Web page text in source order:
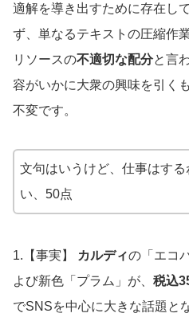
適解を導き出すために存在し
ず、単なるテキストの圧縮作
リソースの不適切な配分と言
容がいかに大衆の興味を引く
不変です。
文句はいうけど、仕事はす
い、50点
1.【事実】 カルディの「エコ
よび新色「プラム」が、 税込
でSNSを中心に大きな話題と